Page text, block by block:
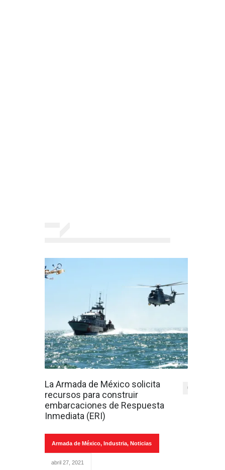
La Armada de México solicita
recursos para construir
embarcaciones de Respuesta
Inmediata (ERI)
0
Armada de México, Industria, Noticias
abril 27, 2021